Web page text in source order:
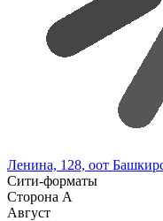
Ленина, 128, оот
Сити-форматы
Сторона А
Август